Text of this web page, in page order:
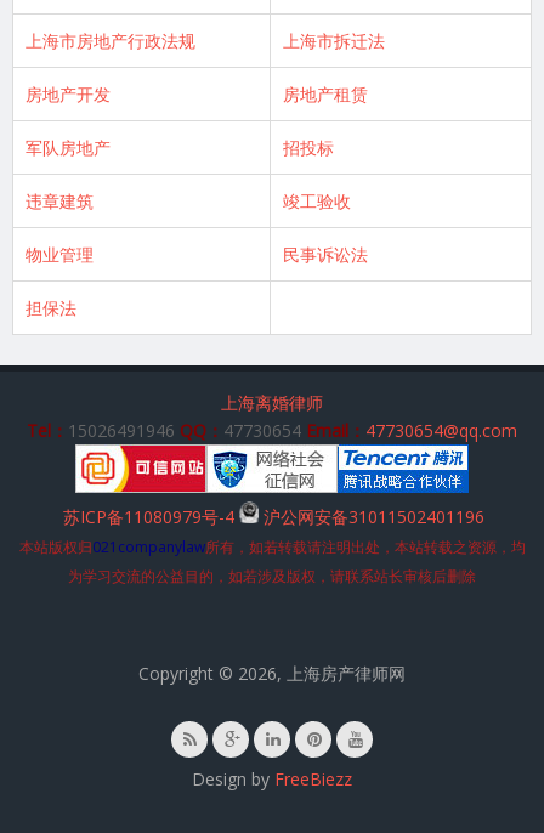
上海市房地产行政法规 上海市拆迁法
房地产开发 房地产租赁
军队房地产 招投标
违章建筑 竣工验收
物业管理 民事诉讼法
担保法
上海离婚律师
Tel： 15026491946 QQ： 47730654 Email： 47730654@qq.com
苏ICP备11080979号-4 沪公网安备31011502401196
本站版权归021companylaw所有，如若转载请注明出处，本站转载之资源，均
为学习交流的公益目的，如若涉及版权，请联系站长审核后删除
Copyright © 2026, 上海房产律师网
Design by FreeBiezz